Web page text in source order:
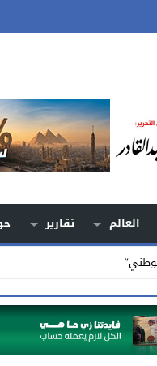
العالم تقارير